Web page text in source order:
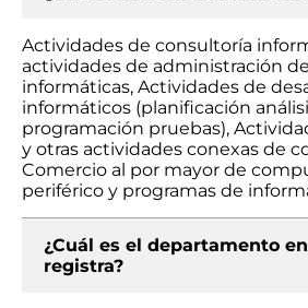
Actividades de consultoría
actividades de administración
informáticas, Actividades de
informáticos (planificación
programación pruebas),
y otras actividades conexas de
Comercio al por mayor de
periférico y programas de
¿Cuál es el departamento
registra?